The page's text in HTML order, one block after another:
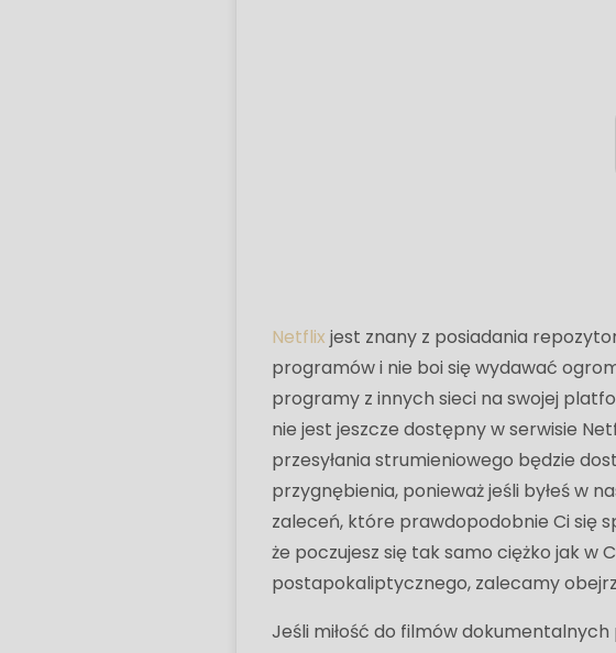
Netflix jest znany z posiadania
programów i nie boi się wydawać
programy z innych sieci na swojej
nie jest jeszcze dostępny w serwisie
przesyłania strumieniowego będzie
przygnębienia, ponieważ jeśli byłeś w
zaleceń, które prawdopodobnie Ci się
że poczujesz się tak samo ciężko jak w
postapokaliptycznego, zalecamy
Jeśli miłość do filmów dokumentalnych